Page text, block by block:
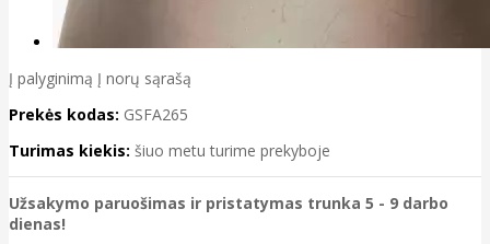
Į palyginimą Į norų sąrašą
Prekės kodas: GSFA265
Turimas kiekis: šiuo metu turime prekyboje
Užsakymo paruošimas ir pristatymas trunka 5 - 9 darbo
dienas!